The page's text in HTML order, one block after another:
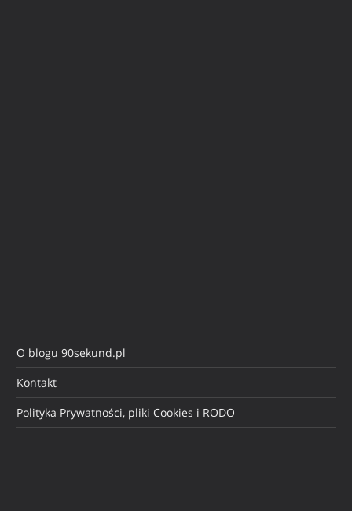
O blogu 90sekund.pl
Kontakt
Polityka Prywatności, pliki Cookies i RODO